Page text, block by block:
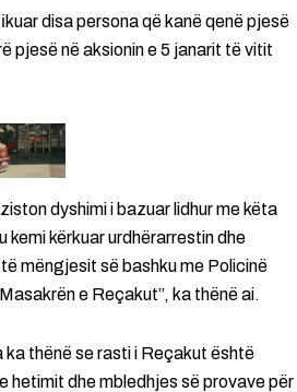
disa persona që kanë qenë pjesë
pjesë në aksionin e 5 janarit të vitit
dyshimi i bazuar lidhur me këta
kemi kërkuar urdhërarrestin dhe
mëngjesit së bashku me Policinë
e Reçakut”, ka thënë ai.
thënë se rasti i Reçakut është
hetimit dhe mbledhjes së provave për